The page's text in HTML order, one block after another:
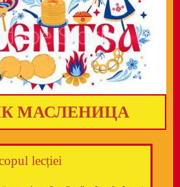
МАСЛЕНИЦА
lecției